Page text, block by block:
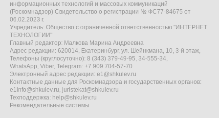
информационных технологий и массовых коммуникаций
(Роскомнадзор) Свидетельство о регистрации № ФС77-84675 от
06.02.2023 г.
Учредитель: Общество с ограниченной ответственностью "ИНТЕРНЕТ
ТЕХНОЛОГИИ"
Главный редактор: Малкова Марина Андреевна
Адрес редакции: 620014, Екатеринбург, ул. Шейнкмана, 10, 3-й этаж,
Телефоны (круглосуточно): 8 (343) 379-49-95, 34-555-34,
WhatsApp, Viber, Telegram: +7 909 704-57-70
Электронный адрес редакции: e1@shkulev.ru
Контактные данные для Роскомнадзора и государственных органов:
e1info@shkulev.ru, juristekat@shkulev.ru
Техподдержка: help@shkulev.ru
Рекомендательные системы